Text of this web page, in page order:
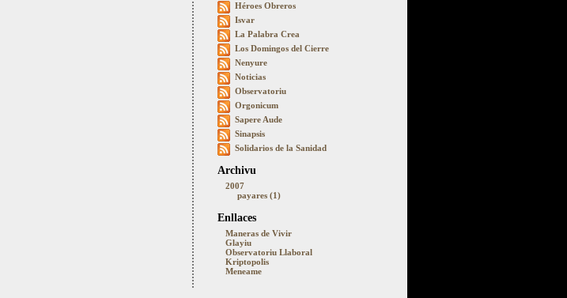
Héroes Obreros
Isvar
La Palabra Crea
Los Domingos del Cierre
Nenyure
Noticias
Observatoriu
Orgonicum
Sapere Aude
Sinapsis
Solidarios de la Sanidad
Archivu
2007
payares (1)
Enllaces
Maneras de Vivir
Glayiu
Observatoriu Llaboral
Kriptopolis
Meneame